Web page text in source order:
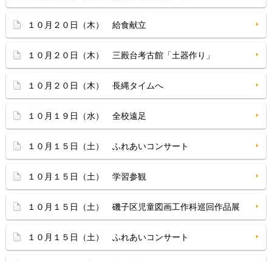
１０月２０日（木） 給食献立
１０月２０日（木） 三殿台考古館「土器作り」
１０月２０日（木） 長縄タイムへ
１０月１９日（水） 全校遠足
１０月１５日（土） ふれあいコンサート
１０月１５日（土） 学習参観
１０月１５日（土） 磯子区児童図画工作科巡回作品展
１０月１５日（土） ふれあいコンサート